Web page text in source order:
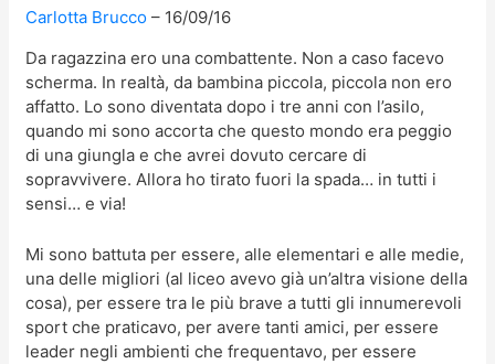
Carlotta Brucco
16/09/16
Da ragazzina ero una combattente. Non a caso facevo
scherma. In realtà, da bambina piccola, piccola non ero
affatto. Lo sono diventata dopo i tre anni con l’asilo,
quando mi sono accorta che questo mondo era peggio
di una giungla e che avrei dovuto cercare di
sopravvivere. Allora ho tirato fuori la spada… in tutti i
sensi… e via!
Mi sono battuta per essere, alle elementari e alle medie,
una delle migliori (al liceo avevo già un’altra visione della
cosa), per essere tra le più brave a tutti gli innumerevoli
sport che praticavo, per avere tanti amici, per essere
leader negli ambienti che frequentavo, per essere